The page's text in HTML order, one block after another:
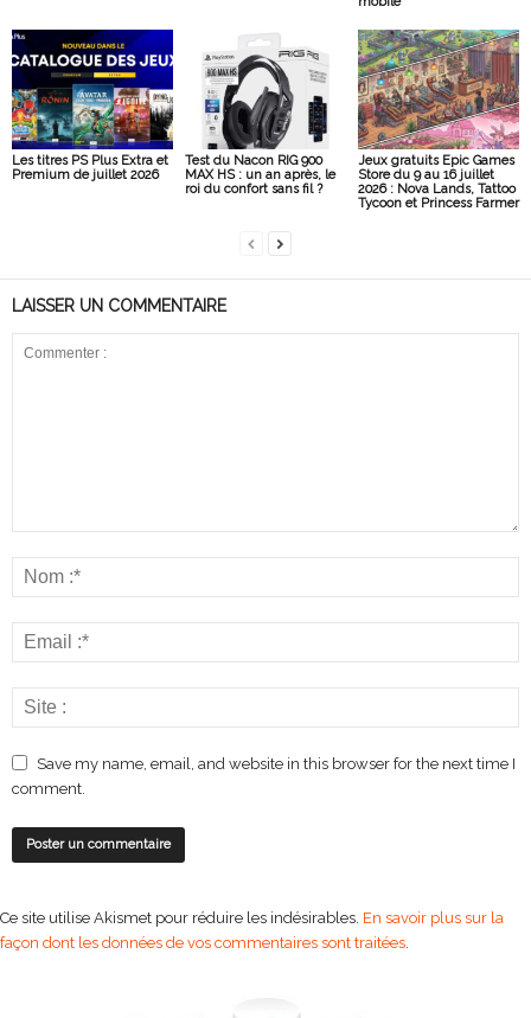
Les titres PS Plus Extra et
Premium de juillet 2026
Test du Nacon RIG 900
MAX HS : un an après, le
roi du confort sans fil ?
Jeux gratuits Epic Games
Store du 9 au 16 juillet
2026 : Nova Lands, Tattoo
Tycoon et Princess Farmer
LAISSER UN COMMENTAIRE
Save my name, email, and website in this browser for the next time I
comment.
Ce site utilise Akismet pour réduire les indésirables. En savoir plus sur la
façon dont les données de vos commentaires sont traitées.